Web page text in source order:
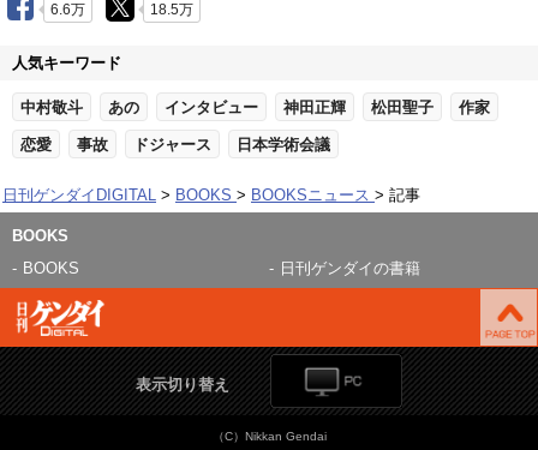
6.6万 18.5万
人気キーワード
中村敬斗 あの インタビュー 神田正輝 松田聖子 作家
恋愛 事故 ドジャース 日本学術会議
日刊ゲンダイDIGITAL BOOKS BOOKSニュース 記事
BOOKS
BOOKS
日刊ゲンダイの書籍
表示切り替え
（C）Nikkan Gendai